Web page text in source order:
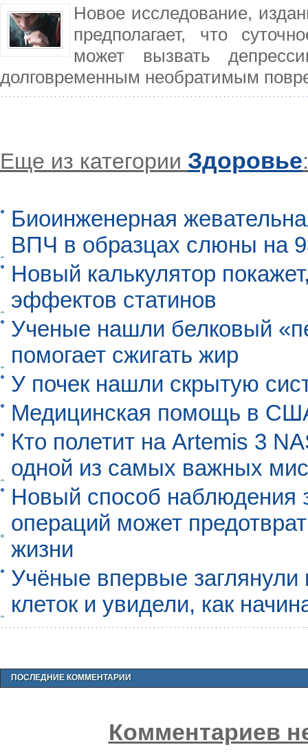
Новое исследование,
предполагает, что
может вызвать
долговременным необратимым
Еще из категории Здоровье:
Биоинженерная
ВПЧ в образцах слюны на
Новый калькулятор
эффектов статинов
Ученые нашли белковый
помогает сжигать жир
У почек нашли скрытую
Медицинская помощь в
Кто полетит на Artemis 3
одной из самых важных
Новый способ наблюдения
операций может
жизни
Учёные впервые
клеток и увидели, как
ПОСЛЕДНИЕ КОММЕНТАРИИ
Комментариев